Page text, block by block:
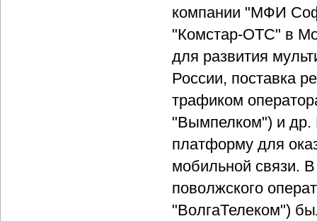
компании "МФИ
"Комстар-ОТС" в
для развития
России, поставка
трафиком
"Вымпелком") и др.
платформу для
мобильной связи.
поволжского
"ВолгаТелеком")